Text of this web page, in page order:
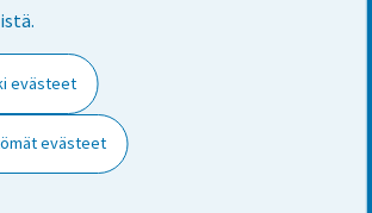
evästeet
evästeet